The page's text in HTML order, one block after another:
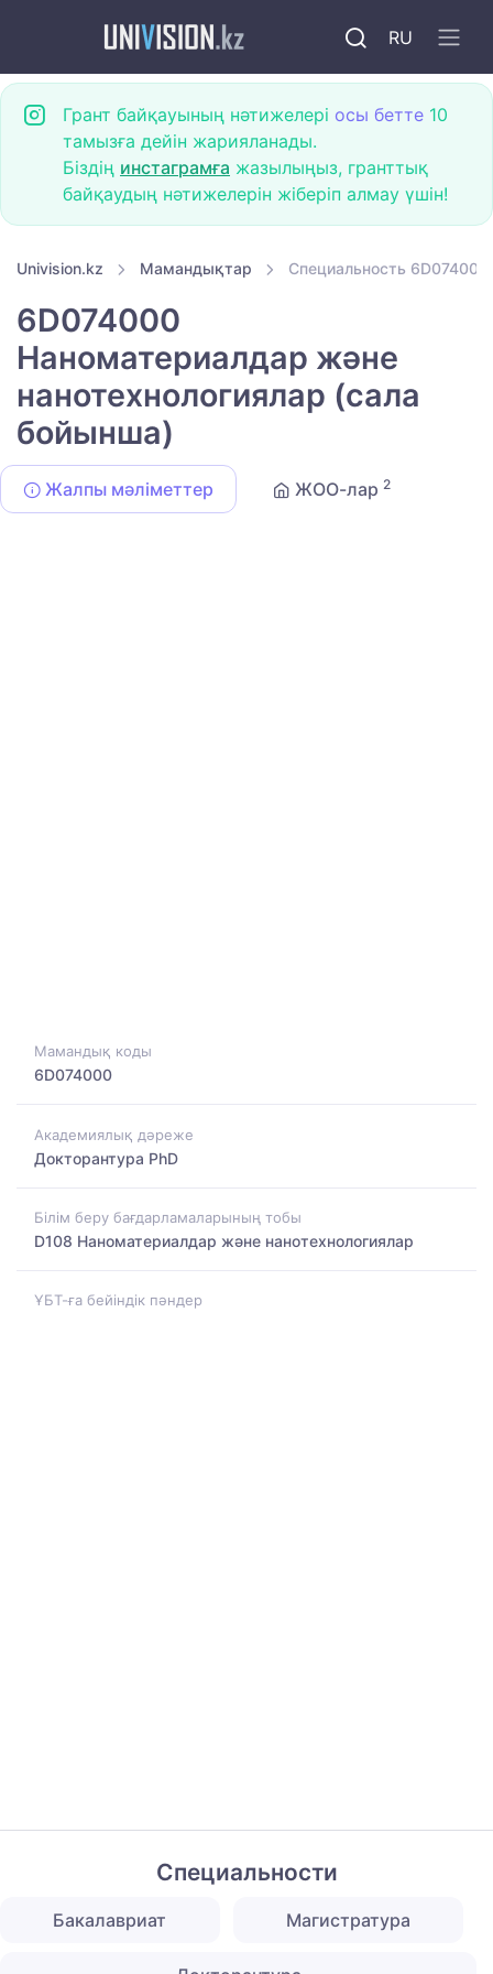
RU
Грант байқауының нәтижелері осы бетте 10
тамызға дейін жарияланады.
Біздің инстаграмға жазылыңыз, гранттық
байқаудың нәтижелерін жіберіп алмау үшін!
Univision.kz Мамандықтар Специальность
6D074000
Наноматериалдар және
нанотехнологиялар (сала
бойынша)
Жалпы мәліметтер ЖОО-лар 2
Мамандық коды
6D074000
Академиялық дәреже
Докторантура PhD
Білім беру бағдарламаларының тобы
D108 Наноматериалдар және нанотехнологиялар
ҰБТ-ға бейіндік пәндер
Специальности
Бакалавриат Магистратура